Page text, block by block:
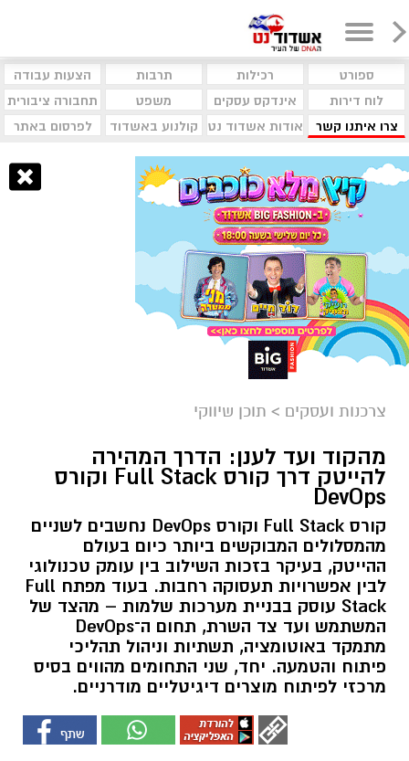
ספורט רכילות תרבות
הצעות עבודה
לוח דירות
אינדקס עסקים משפט
תחבורה ציבורית
צרו איתנו קשר
אודות אשדוד נט קולנוע באשדוד לפרסום באתר
צרכנות ועסקים > תוכן שיווקי
מהקוד ועד לענן: הדרך המהירה
להייטק דרך קורס Full Stack וקורס
DevOps
קורס Full Stack וקורס DevOps נחשבים לשניים
מהמסלולים המבוקשים ביותר כיום בעולם
ההייטק, בעיקר בזכות השילוב בין עומק טכנולוגי
לבין אפשרויות תעסוקה רחבות. בעוד מפתח Full
Stack עוסק בבניית מערכות שלמות – מהצד של
המשתמש ועד צד השרת, תחום ה־DevOps
מתמקד באוטומציה, תשתיות וניהול תהליכי
פיתוח והטמעה. יחד, שני התחומים מהווים בסיס
מרכזי לפיתוח מוצרים דיגיטליים מודרניים.